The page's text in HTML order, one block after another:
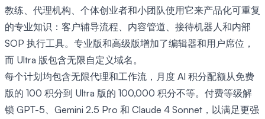
教练、代理机构、个体创业者和小团队使用它来产品化可重复
的专业知识：客户辅导流程、内容管道、接待机器人和内部
SOP 执行工具。专业版和高级版增加了编辑器和用户席位，
而 Ultra 版包含无限自定义域名。
每个计划均包含无限代理和工作流，月度 AI 积分配额从免费
版的 100 积分到 Ultra 版的 100,000 积分不等。付费等级解
锁 GPT-5、Gemini 2.5 Pro 和 Claude 4 Sonnet，以满足更强